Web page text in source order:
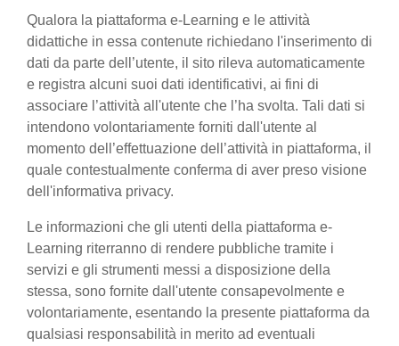
Qualora la piattaforma e-Learning e le attività
didattiche in essa contenute richiedano l'inserimento di
dati da parte dell’utente, il sito rileva automaticamente
e registra alcuni suoi dati identificativi, ai fini di
associare l’attività all'utente che l’ha svolta. Tali dati si
intendono volontariamente forniti dall'utente al
momento dell’effettuazione dell’attività in piattaforma, il
quale contestualmente conferma di aver preso visione
dell'informativa privacy.
Le informazioni che gli utenti della piattaforma e-
Learning riterranno di rendere pubbliche tramite i
servizi e gli strumenti messi a disposizione della
stessa, sono fornite dall'utente consapevolmente e
volontariamente, esentando la presente piattaforma da
qualsiasi responsabilità in merito ad eventuali